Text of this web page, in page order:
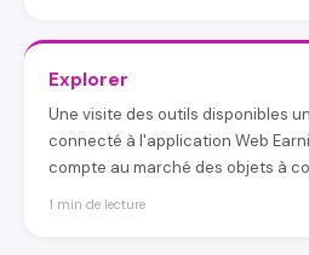
Explorer
Une visite des outils disponibles
connecté à l'application Web
compte au marché des objets à
1 min de lecture